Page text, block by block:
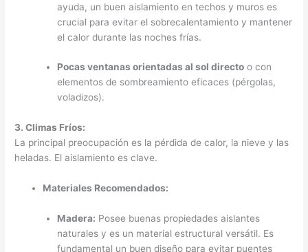
ayuda, un buen aislamiento en techos y muros es
crucial para evitar el sobrecalentamiento y mantener
el calor durante las noches frías.
Pocas ventanas orientadas al sol directoo con
elementos de sombreamiento eficaces (pérgolas,
voladizos).
3. Climas Fríos:
La principal preocupación es la pérdida de calor, la nieve y las
heladas. El aislamiento es clave.
Materiales Recomendados:
Madera: Posee buenas propiedades aislantes
naturales y es un material estructural versátil. Es
fundamental un buen diseño para evitar puentes